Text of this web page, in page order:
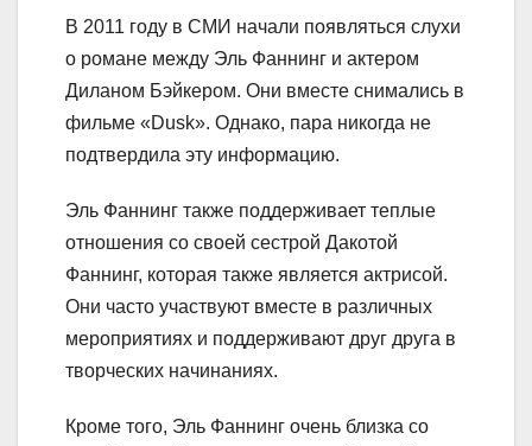
В 2011 году в СМИ начали появляться слухи
о романе между Эль Фаннинг и актером
Диланом Бэйкером. Они вместе снимались в
фильме «Dusk». Однако, пара никогда не
подтвердила эту информацию.
Эль Фаннинг также поддерживает теплые
отношения со своей сестрой Дакотой
Фаннинг, которая также является актрисой.
Они часто участвуют вместе в различных
мероприятиях и поддерживают друг друга в
творческих начинаниях.
Кроме того, Эль Фаннинг очень близка со